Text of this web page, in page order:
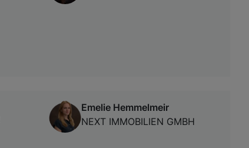
Emelie Hemmelmeir
NEXT IMMOBILIEN GMBH